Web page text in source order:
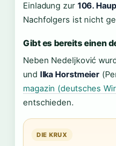
Einladung zur 106.
Nachfolgers ist nicht
Gibt es bereits einen
Neben Nedeljković
und Ilka Horstmeier
magazin (deutsches
entschieden.
DIE KRUX